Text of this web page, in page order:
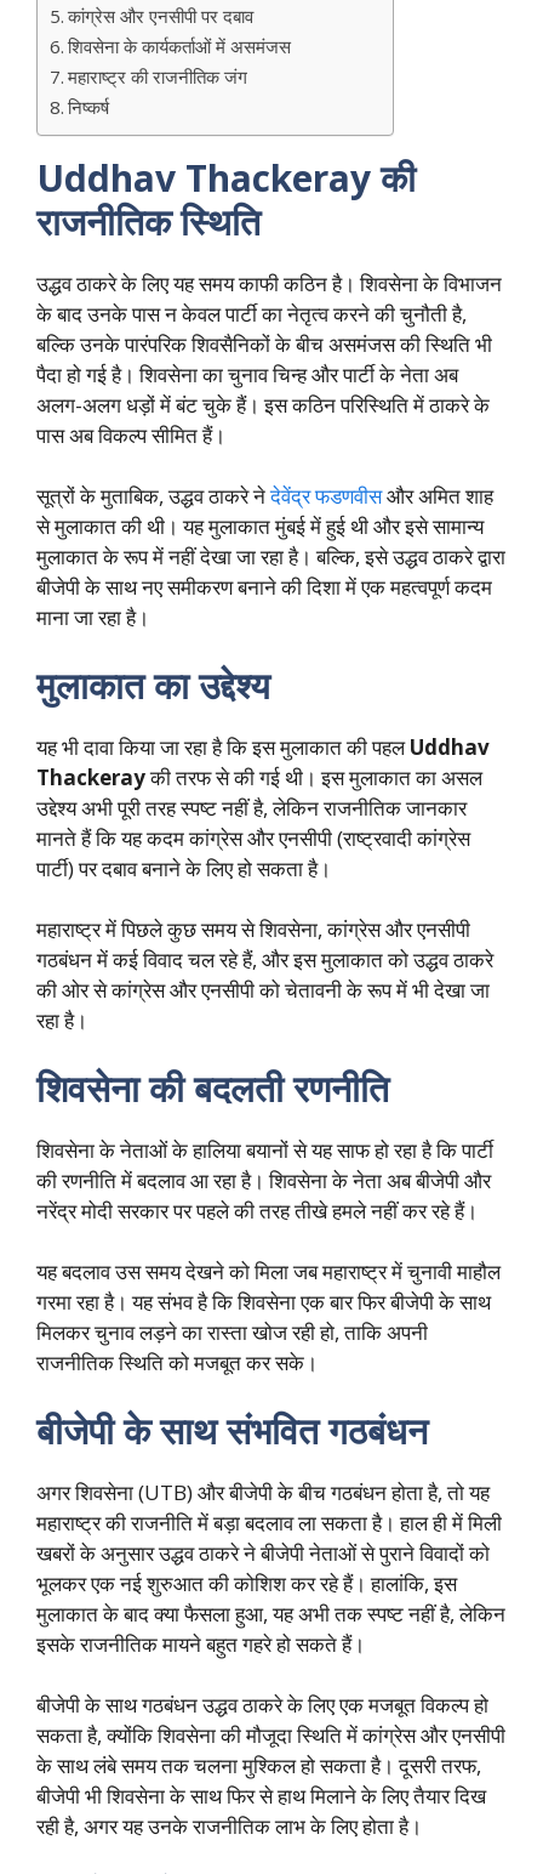
कांग्रेस और एनसीपी पर दबाव
शिवसेना के कार्यकर्ताओं में असमंजस
महाराष्ट्र की राजनीतिक जंग
निष्कर्ष
Uddhav Thackerayकी
राजनीतिक स्थिति
उद्धव ठाकरे के लिए यह समय काफी कठिन है। शिवसेना के विभाजन
के बाद उनके पास न केवल पार्टी का नेतृत्व करने की चुनौती है,
बल्कि उनके पारंपरिक शिवसैनिकों के बीच असमंजस की स्थिति भी
पैदा हो गई है। शिवसेना का चुनाव चिन्ह और पार्टी के नेता अब
अलग-अलग धड़ों में बंट चुके हैं। इस कठिन परिस्थिति में ठाकरे के
पास अब विकल्प सीमित हैं।
सूत्रों के मुताबिक, उद्धव ठाकरे नेदेवेंद्र फडणवीसऔर अमित शाह
से मुलाकात की थी। यह मुलाकात मुंबई में हुई थी और इसे सामान्य
मुलाकात के रूप में नहीं देखा जा रहा है। बल्कि, इसे उद्धव ठाकरे द्वारा
बीजेपी के साथ नए समीकरण बनाने की दिशा में एक महत्वपूर्ण कदम
माना जा रहा है।
मुलाकात का उद्देश्य
यह भी दावा किया जा रहा है कि इस मुलाकात की पहलUddhav
Thackerayकी तरफ से की गई थी। इस मुलाकात का असल
उद्देश्य अभी पूरी तरह स्पष्ट नहीं है, लेकिन राजनीतिक जानकार
मानते हैं कि यह कदम कांग्रेस और एनसीपी (राष्ट्रवादी कांग्रेस
पार्टी) पर दबाव बनाने के लिए हो सकता है।
महाराष्ट्र में पिछले कुछ समय से शिवसेना, कांग्रेस और एनसीपी
गठबंधन में कई विवाद चल रहे हैं, और इस मुलाकात को उद्धव ठाकरे
की ओर से कांग्रेस और एनसीपी को चेतावनी के रूप में भी देखा जा
रहा है।
शिवसेना की बदलती रणनीति
शिवसेना के नेताओं के हालिया बयानों से यह साफ हो रहा है कि पार्टी
की रणनीति में बदलाव आ रहा है। शिवसेना के नेता अब बीजेपी और
नरेंद्र मोदी सरकार पर पहले की तरह तीखे हमले नहीं कर रहे हैं।
यह बदलाव उस समय देखने को मिला जब महाराष्ट्र में चुनावी माहौल
गरमा रहा है। यह संभव है कि शिवसेना एक बार फिर बीजेपी के साथ
मिलकर चुनाव लड़ने का रास्ता खोज रही हो, ताकि अपनी
राजनीतिक स्थिति को मजबूत कर सके।
बीजेपी के साथ संभवित गठबंधन
अगर शिवसेना (UTB) और बीजेपी के बीच गठबंधन होता है, तो यह
महाराष्ट्र की राजनीति में बड़ा बदलाव ला सकता है। हाल ही में मिली
खबरों के अनुसार उद्धव ठाकरे ने बीजेपी नेताओं से पुराने विवादों को
भूलकर एक नई शुरुआत की कोशिश कर रहे हैं। हालांकि, इस
मुलाकात के बाद क्या फैसला हुआ, यह अभी तक स्पष्ट नहीं है, लेकिन
इसके राजनीतिक मायने बहुत गहरे हो सकते हैं।
बीजेपी के साथ गठबंधन उद्धव ठाकरे के लिए एक मजबूत विकल्प हो
सकता है, क्योंकि शिवसेना की मौजूदा स्थिति में कांग्रेस और एनसीपी
के साथ लंबे समय तक चलना मुश्किल हो सकता है। दूसरी तरफ,
बीजेपी भी शिवसेना के साथ फिर से हाथ मिलाने के लिए तैयार दिख
रही है, अगर यह उनके राजनीतिक लाभ के लिए होता है।